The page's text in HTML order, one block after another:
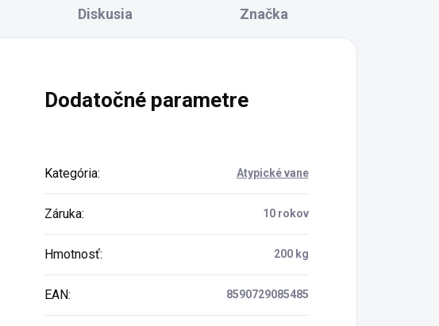
Diskusia Značka
Dodatočné parametre
Kategória: Atypické vane
Záruka: 10 rokov
Hmotnosť: 200 kg
EAN: 8590729085485